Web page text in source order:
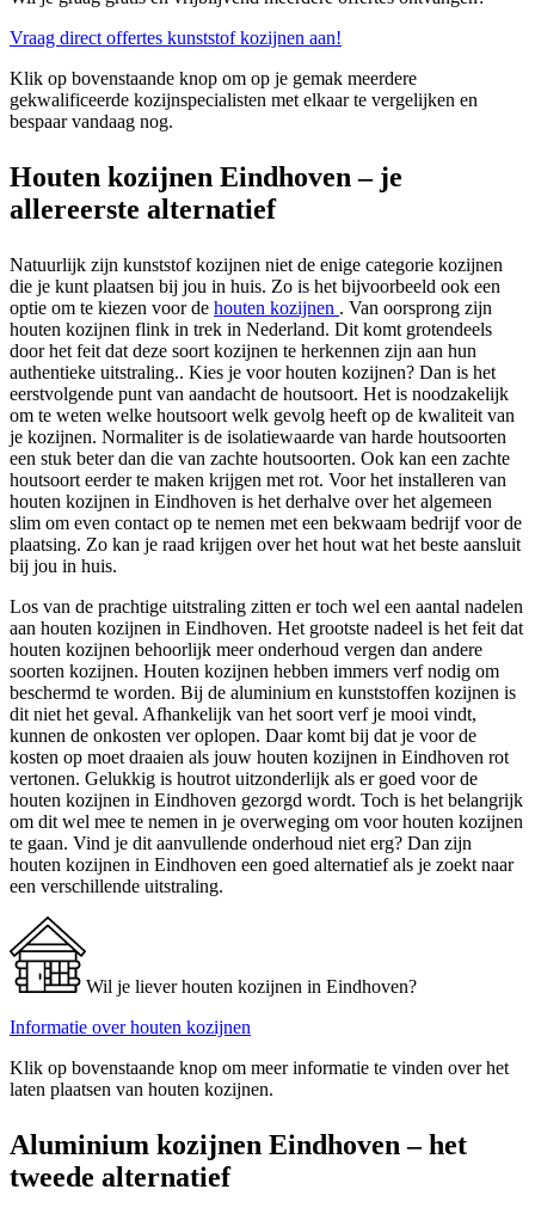
Vraag direct offertes kunststof kozijnen aan!
Klik op bovenstaande knop om op je gemak meerdere
gekwalificeerde kozijnspecialisten met elkaar te vergelijken en
bespaar vandaag nog.
Houten kozijnen Eindhoven – je
allereerste alternatief
Natuurlijk zijn kunststof kozijnen niet de enige categorie kozijnen
die je kunt plaatsen bij jou in huis. Zo is het bijvoorbeeld ook een
optie om te kiezen voor de houten kozijnen . Van oorsprong zijn
houten kozijnen flink in trek in Nederland. Dit komt grotendeels
door het feit dat deze soort kozijnen te herkennen zijn aan hun
authentieke uitstraling.. Kies je voor houten kozijnen? Dan is het
eerstvolgende punt van aandacht de houtsoort. Het is noodzakelijk
om te weten welke houtsoort welk gevolg heeft op de kwaliteit van
je kozijnen. Normaliter is de isolatiewaarde van harde houtsoorten
een stuk beter dan die van zachte houtsoorten. Ook kan een zachte
houtsoort eerder te maken krijgen met rot. Voor het installeren van
houten kozijnen in Eindhoven is het derhalve over het algemeen
slim om even contact op te nemen met een bekwaam bedrijf voor de
plaatsing. Zo kan je raad krijgen over het hout wat het beste aansluit
bij jou in huis.
Los van de prachtige uitstraling zitten er toch wel een aantal nadelen
aan houten kozijnen in Eindhoven. Het grootste nadeel is het feit dat
houten kozijnen behoorlijk meer onderhoud vergen dan andere
soorten kozijnen. Houten kozijnen hebben immers verf nodig om
beschermd te worden. Bij de aluminium en kunststoffen kozijnen is
dit niet het geval. Afhankelijk van het soort verf je mooi vindt,
kunnen de onkosten ver oplopen. Daar komt bij dat je voor de
kosten op moet draaien als jouw houten kozijnen in Eindhoven rot
vertonen. Gelukkig is houtrot uitzonderlijk als er goed voor de
houten kozijnen in Eindhoven gezorgd wordt. Toch is het belangrijk
om dit wel mee te nemen in je overweging om voor houten kozijnen
te gaan. Vind je dit aanvullende onderhoud niet erg? Dan zijn
houten kozijnen in Eindhoven een goed alternatief als je zoekt naar
een verschillende uitstraling.
Wil je liever houten kozijnen in Eindhoven?
Informatie over houten kozijnen
Klik op bovenstaande knop om meer informatie te vinden over het
laten plaatsen van houten kozijnen.
Aluminium kozijnen Eindhoven – het
tweede alternatief